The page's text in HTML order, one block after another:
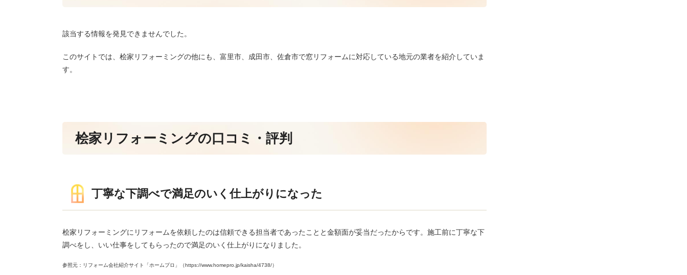
該当する情報を発見できませんでした。
このサイトでは、桧家リフォーミングの他にも、富里市、成田市、佐倉市で窓リフォームに対応している地元の業者を紹介していま
す。
桧家リフォーミングの口コミ・評判
丁寧な下調べで満足のいく仕上がりになった
桧家リフォーミングにリフォームを依頼したのは信頼できる担当者であったことと金額面が妥当だったからです。施工前に丁寧な下
調べをし、いい仕事をしてもらったので満足のいく仕上がりになりました。
参照元：リフォーム会社紹介サイト「ホームプロ」（https://www.homepro.jp/kaisha/4738/）